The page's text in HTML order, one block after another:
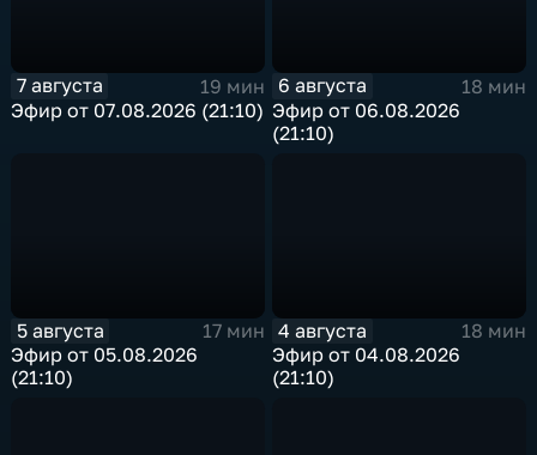
7 августа
19 мин
Эфир от 07.08.2026 (21:10)
6 августа
18 мин
Эфир от 06.08.2026
(21:10)
5 августа
17 мин
Эфир от 05.08.2026
(21:10)
4 августа
18 мин
Эфир от 04.08.2026
(21:10)